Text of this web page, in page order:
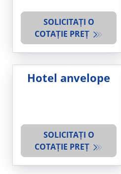
SOLICITAȚI O
COTAȚIE PREȚ
Hotel anvelope
SOLICITAȚI O
COTAȚIE PREȚ